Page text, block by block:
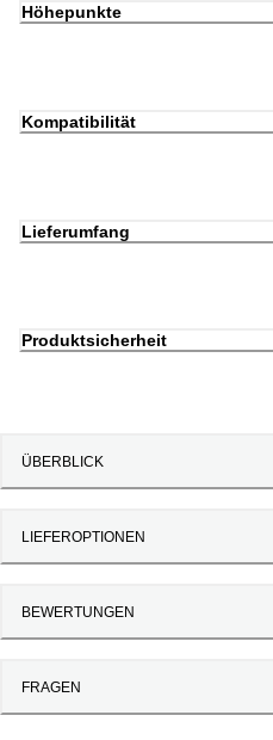
Höhepunkte
Kompatibilität
Lieferumfang
Produktsicherheit
ÜBERBLICK
LIEFEROPTIONEN
BEWERTUNGEN
FRAGEN